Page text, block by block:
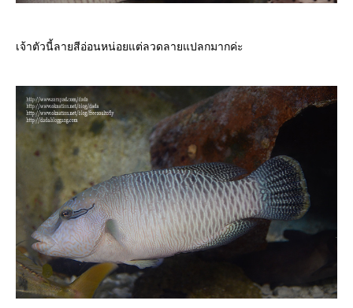
เจ้าตัวนี้ลายสีอ่อนหน่อยแต่ลวดลายแปลกมากค่ะ